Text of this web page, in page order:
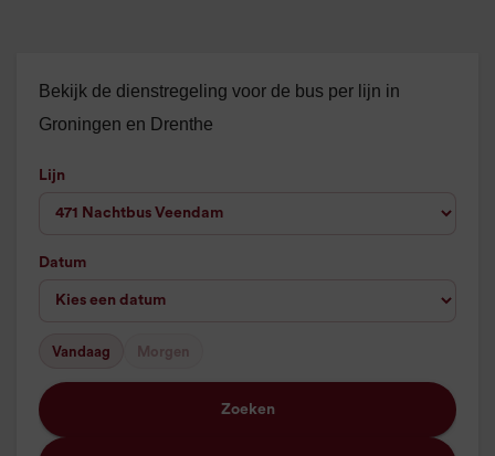
Bekijk de dienstregeling voor de bus per lijn in
Groningen en Drenthe
Lijn
Datum
Vandaag Morgen
Zoeken